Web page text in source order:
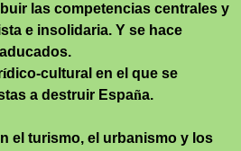
las competencias centrales y
e insolidaria. Y se hace
ídico-cultural en el que se
a destruir España.
el turismo, el urbanismo y los